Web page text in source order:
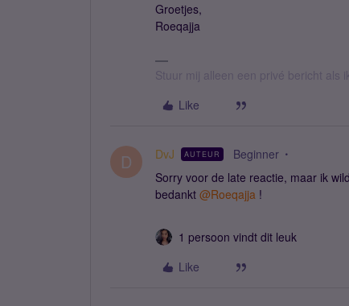
Groetjes,
Roeqajja
Stuur mij alleen een privé bericht als
Like
D DvJ AUTEUR Beginner
Sorry voor de late reactie, maar ik
bedankt @Roeqajja !
1 persoon vindt dit leuk
Like